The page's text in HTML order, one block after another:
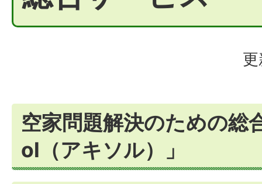
空家問題解決のための総
ol（アキソル）」